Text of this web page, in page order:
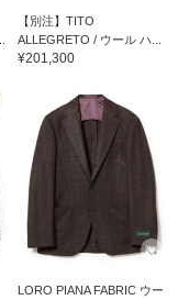
【別注】TITO
ALLEGRETO / ウール ハ...
¥201,300
LORO PIANA FABRIC ウー